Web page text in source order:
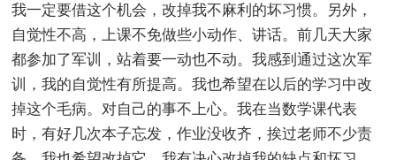
我一定要借这个机会，改掉我不麻利的坏习惯。另外，
自觉性不高，上课不免做些小动作、讲话。前几天大家
都参加了军训，站着要一动也不动。我感到通过这次军
训，我的自觉性有所提高。我也希望在以后的学习中改
掉这个毛病。对自己的事不上心。我在当数学课代表
时，有好几次本子忘发，作业没收齐，挨过老师不少责